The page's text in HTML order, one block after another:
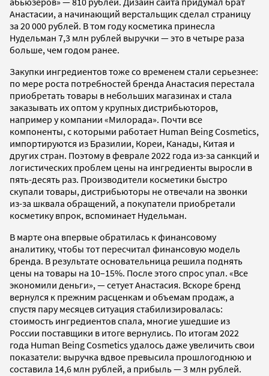
Анастасии, а начинающий верстальщик сделал страницу
за 20 000 рублей. В том году косметика принесла
Нудельман 7,3 млн рублей выручки — это в четыре раза
больше, чем годом ранее.
Закупки ингредиентов тоже со временем стали серьезнее:
по мере роста потребностей бренда Анастасия перестала
приобретать товары в небольших магазинах и стала
заказывать их оптом у крупных дистрибьюторов,
например у компании «Милорада». Почти все
компоненты, с которыми работает Human Being Cosmetics,
импортируются из Бразилии, Кореи, Канады, Китая и
других стран. Поэтому в феврале 2022 года из-за санкций и
логистических проблем цены на ингредиенты выросли в
пять-десять раз. Производители косметики быстро
скупали товары, дистрибьюторы не отвечали на звонки
из-за шквала обращений, а покупатели приобретали
косметику впрок, вспоминает Нудельман.
В марте она впервые обратилась к финансовому
аналитику, чтобы тот пересчитал финансовую модель
бренда. В результате основательница решила поднять
цены на товары на 10–15%. После этого спрос упал. «Все
экономили деньги», — сетует Анастасия. Вскоре бренд
вернулся к прежним расценкам и объемам продаж, а
спустя пару месяцев ситуация стабилизировалась:
стоимость ингредиентов спала, многие ушедшие из
России поставщики в итоге вернулись. По итогам 2022
года Human Being Cosmetics удалось даже увеличить свои
показатели: выручка вдвое превысила прошлогоднюю и
составила 14,6 млн рублей, а прибыль — 3 млн рублей.